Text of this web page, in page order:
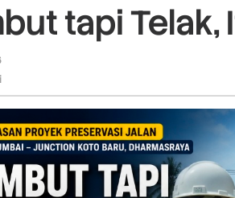
Itulah
Zigo
tapi Telak,